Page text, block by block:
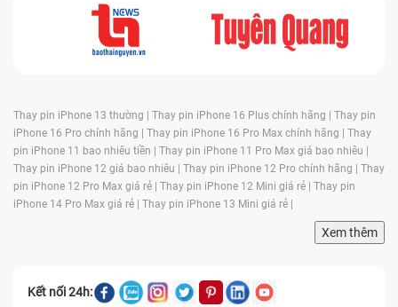
Thay pin iPhone 13 thường | Thay pin iPhone 16 Plus chính hãng | Thay pin
iPhone 16 Pro chính hãng | Thay pin iPhone 16 Pro Max chính hãng | Thay
pin iPhone 11 bao nhiêu tiền | Thay pin iPhone 11 Pro Max giá bao nhiêu |
Thay pin iPhone 12 giá bao nhiêu | Thay pin iPhone 12 Pro chính hãng | Thay
pin iPhone 12 Pro Max giá rẻ | Thay pin iPhone 12 Mini giá rẻ | Thay pin
iPhone 14 Pro Max giá rẻ | Thay pin iPhone 13 Mini giá rẻ |
Xem thêm
Kết nối 24h: